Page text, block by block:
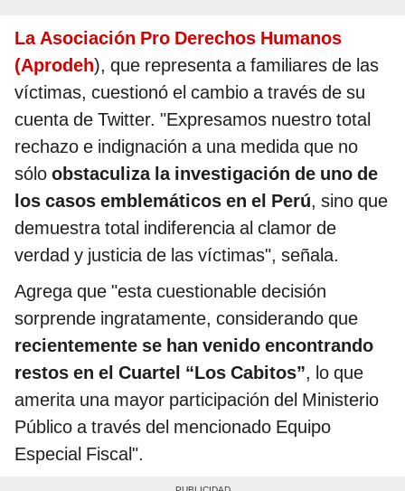
La Asociación Pro Derechos Humanos
(Aprodeh), que representa a familiares de las
víctimas, cuestionó el cambio a través de su
cuenta de Twitter. "Expresamos nuestro total
rechazo e indignación a una medida que no
sólo obstaculiza la investigación de uno de
los casos emblemáticos en el Perú, sino que
demuestra total indiferencia al clamor de
verdad y justicia de las víctimas", señala.
Agrega que "esta cuestionable decisión
sorprende ingratamente, considerando que
recientemente se han venido encontrando
restos en el Cuartel “Los Cabitos”, lo que
amerita una mayor participación del Ministerio
Público a través del mencionado Equipo
Especial Fiscal".